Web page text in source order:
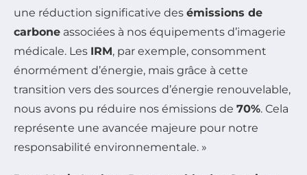
une réduction significative des émissions de
carbone associées à nos équipements d’imagerie
médicale. Les IRM, par exemple, consomment
énormément d’énergie, mais grâce à cette
transition vers des sources d’énergie renouvelable,
nous avons pu réduire nos émissions de 70%. Cela
représente une avancée majeure pour notre
responsabilité environnementale. »